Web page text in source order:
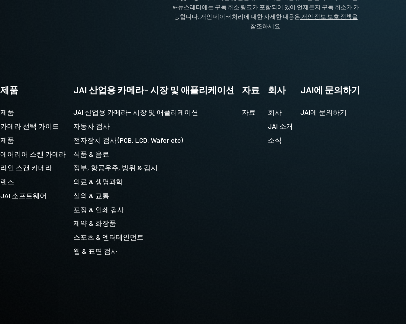
e-뉴스레터에는 구독 취소 링크가 포함되어 있어 언제든지 구독 취소가 가
능합니다. 개인 데이터 처리에 대한 자세한 내용은 개인 정보 보호 정책을
참조하세요.
제품
제품
카메라 선택 가이드
제품
에어리어 스캔 카메라
라인 스캔 카메라
렌즈
JAI 소프트웨어
JAI 산업용 카메라- 시장 및 애플리케이션
JAI 산업용 카메라- 시장 및 애플리케이션
자동차 검사
전자장치 검사 (PCB, LCD, Wafer etc)
식품 & 음료
정부, 항공우주, 방위 & 감시
의료 & 생명과학
실외 & 교통
포장 & 인쇄 검사
제약 & 화장품
스포츠 & 엔터테인먼트
웹 & 표면 검사
자료
자료
회사
회사
JAI 소개
소식
JAI에 문의하기
JAI에 문의하기